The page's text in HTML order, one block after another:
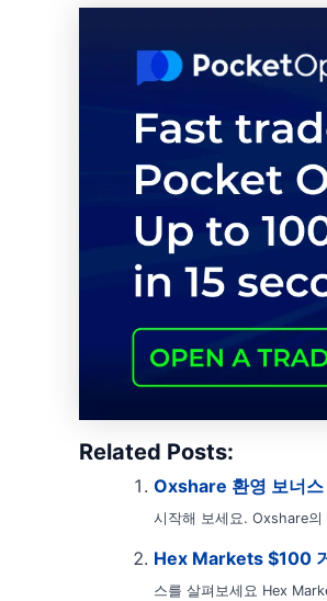
Related Posts:
Oxshare 환영 보너
시작해 보세요. Oxshare
Hex Markets $100
스를 살펴보세요 Hex